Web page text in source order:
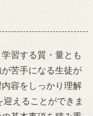
習する質・量とも
苦手になる生徒が
容をしっかり理解
えることができま